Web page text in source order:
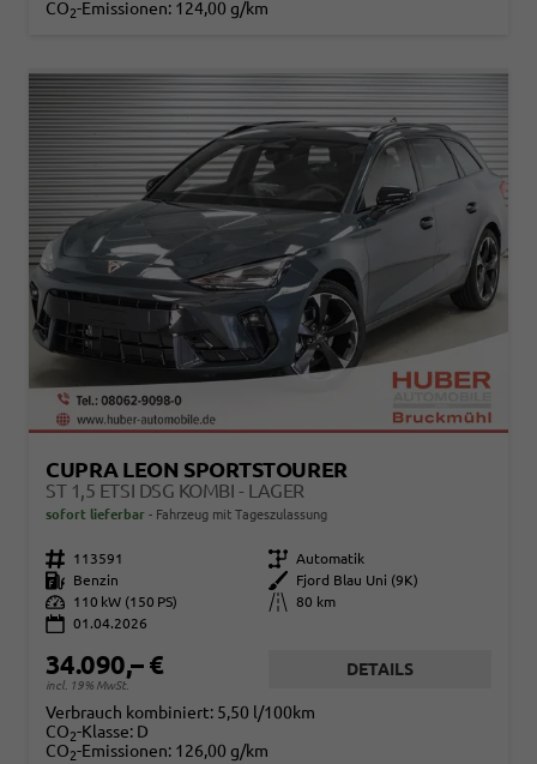
CO2-Emissionen: 124,00 g/km
CUPRA LEON SPORTSTOURER
ST 1,5 ETSI DSG KOMBI - LAGER
sofort lieferbar Fahrzeug mit Tageszulassung
Fahrzeugnr. 113591 Getriebe Automatik
Kraftstoff
Benzin Außenfarbe
Fjord Blau Uni (9K)
Leistung
110 kW (150 PS) Kilometerstand
80 km
01.04.2026
34.090,– €
incl. 19% MwSt.
DETAILS
Verbrauch kombiniert: 5,50 l/100km
CO2-Klasse: D
CO2-Emissionen: 126,00 g/km